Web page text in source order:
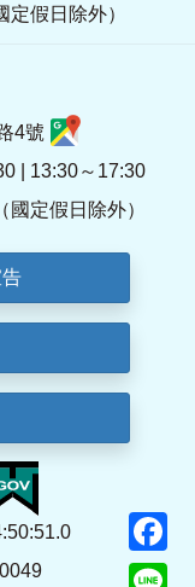
假日除外）
4號
| 13:30～17:30
國定假日除外）